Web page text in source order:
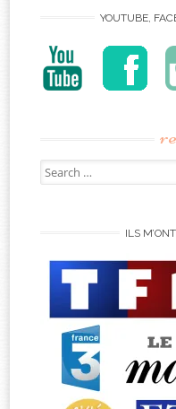
YOUTUBE,
Search
for:
ILS